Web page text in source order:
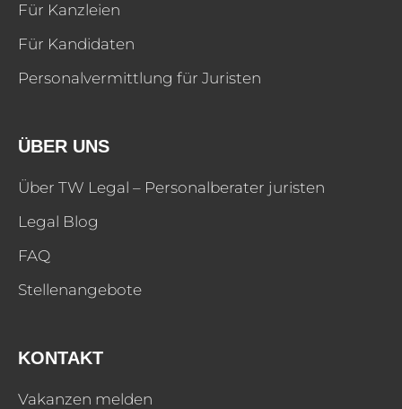
Für Kanzleien
Für Kandidaten
Personalvermittlung für Juristen
ÜBER UNS
Über TW Legal – Personalberater juristen
Legal Blog
FAQ
Stellenangebote
KONTAKT
Vakanzen melden